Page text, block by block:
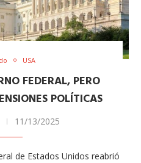
USA
FEDERAL, PERO
POLÍTICAS
11/13/2025
de Estados Unidos reabrió